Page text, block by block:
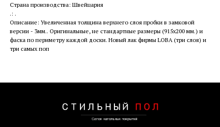
Страна производства: Швейцария
.: .
Описание: Увеличенная толщина верхнего слоя пробки в замковой
версии - 3мм.. Оригинальные, не стандартные размеры (915х200 мм.) и
фаска по периметру каждой доски. Новый лак фирмы LOBA (три слоя) и
три самых поп